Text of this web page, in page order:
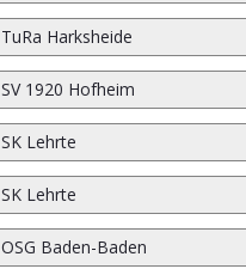
TuRa Harksheide
SV 1920 Hofheim
SK Lehrte
SK Lehrte
OSG Baden-Baden